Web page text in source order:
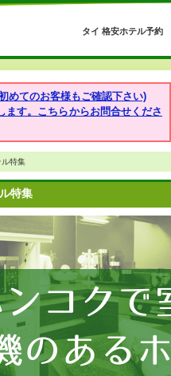
タイ 格安ホテル予約
めてのお客様もご確認下さい)
す。こちらからお問合せくださ
特集
特集